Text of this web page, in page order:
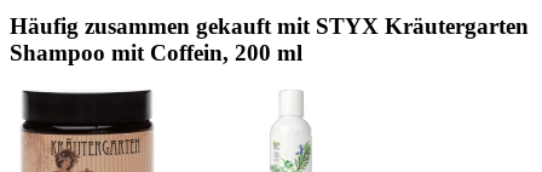
Häufig zusammen gekauft mit STYX Kräutergarten
Shampoo mit Coffein, 200 ml